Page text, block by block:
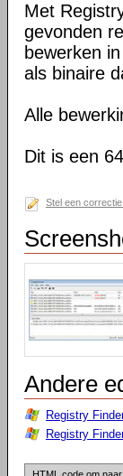
Met
gevonden
bewerken
als binaire
Alle
Dit is een
Stel een
Andere
Registry
Registry